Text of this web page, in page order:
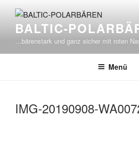
Inhalt
springenBALTIC-
…bärenstark und ganz sicher mit roten
Menü
IMG-20190908-